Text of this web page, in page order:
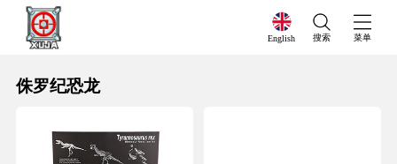
English 搜索 菜单
侏罗纪恐龙